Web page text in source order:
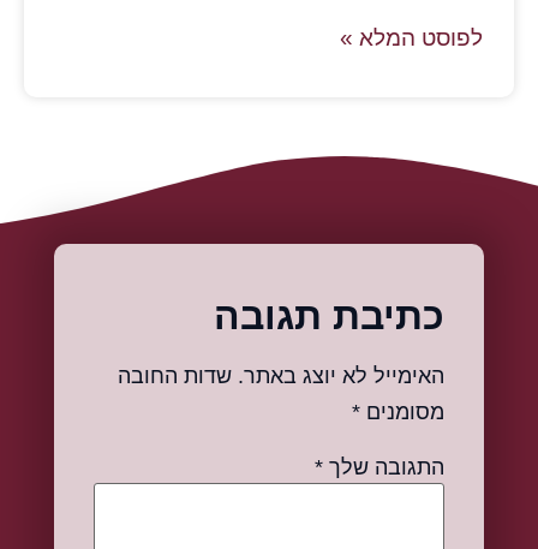
לפוסט המלא »
כתיבת תגובה
האימייל לא יוצג באתר. שדות החובה
מסומנים *
התגובה שלך *